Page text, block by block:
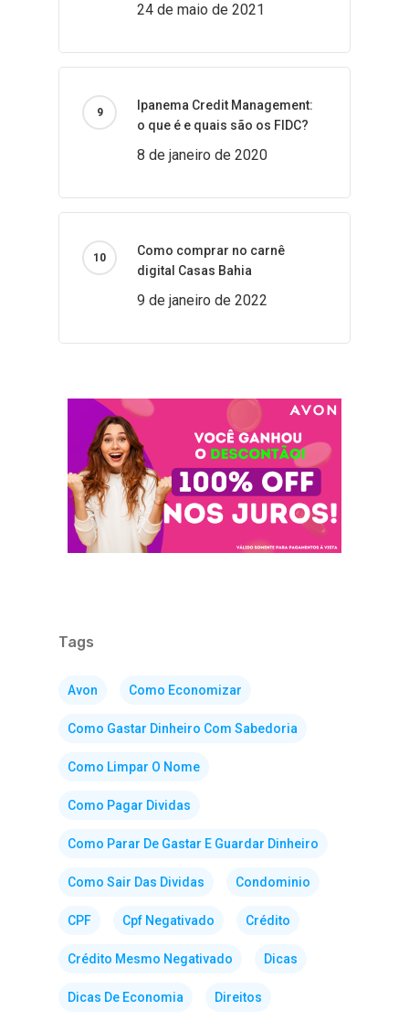
24 de maio de 2021
Ipanema Credit Management:
o que é e quais são os FIDC?
8 de janeiro de 2020
Como comprar no carnê
digital Casas Bahia
9 de janeiro de 2022
Tags
Avon Como Economizar
Como Gastar Dinheiro Com Sabedoria
Como Limpar O Nome
Como Pagar Dividas
Como Parar De Gastar E Guardar Dinheiro
Como Sair Das Dividas Condominio
CPF Cpf Negativado Crédito
Crédito Mesmo Negativado Dicas
Dicas De Economia Direitos